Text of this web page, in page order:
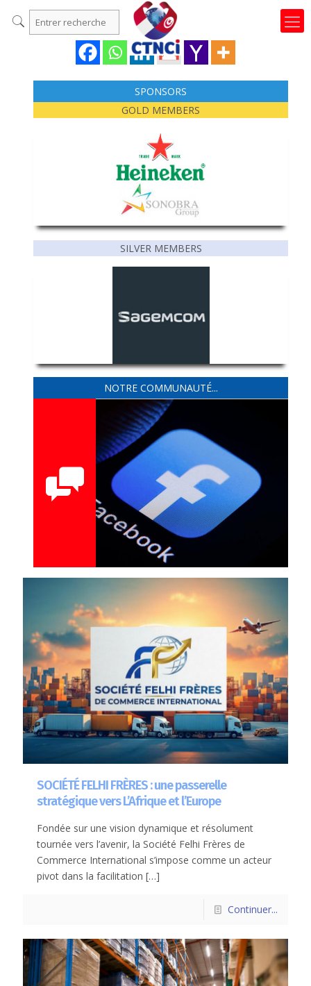
SPONSORS
GOLD MEMBERS
SILVER MEMBERS
NOTRE COMMUNAUTÉ...
SOCIÉTÉ FELHI FRÈRES : une passerelle
stratégique vers L’Afrique et l’Europe
Fondée sur une vision dynamique et résolument
tournée vers l’avenir, la Société Felhi Frères de
Commerce International s’impose comme un acteur
pivot dans la facilitation […]
Continuer...